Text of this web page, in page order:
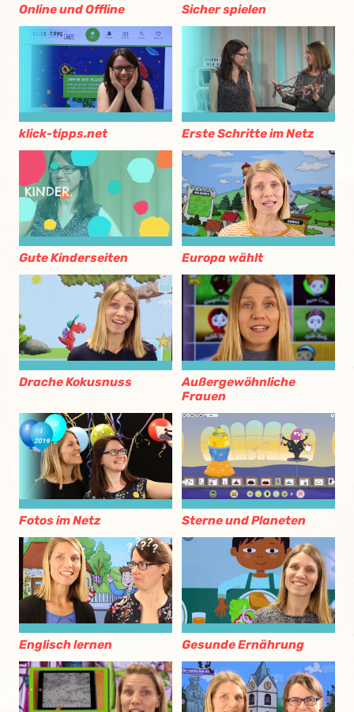
Online und Offline Sicher spielen
klick-tipps.net Erste Schritte im Netz
Gute Kinderseiten Europa wählt
Drache Kokusnuss
Außergewöhnliche
Frauen
Fotos im Netz Sterne und Planeten
Englisch lernen Gesunde Ernährung